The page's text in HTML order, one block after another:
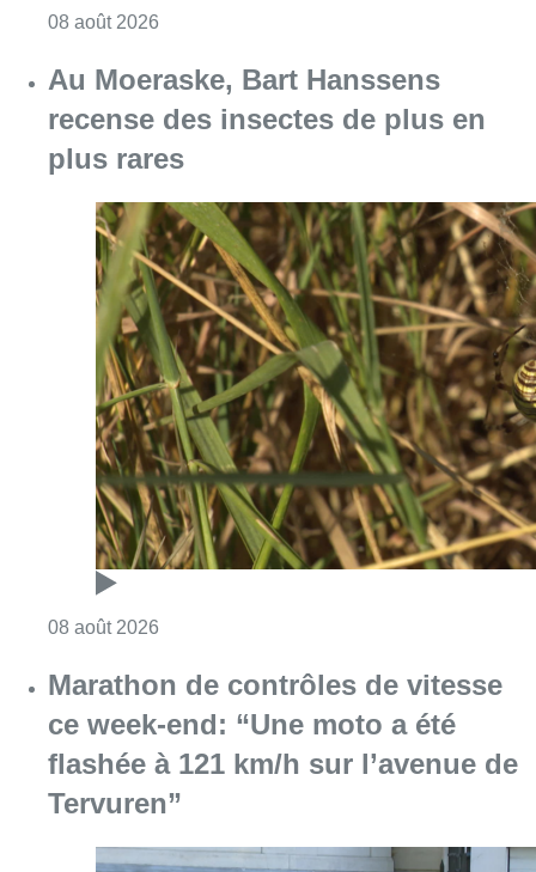
08 août 2026
Au Moeraske, Bart Hanssens
recense des insectes de plus en
plus rares
08 août 2026
Marathon de contrôles de vitesse
ce week-end: “Une moto a été
flashée à 121 km/h sur l’avenue de
Tervuren”